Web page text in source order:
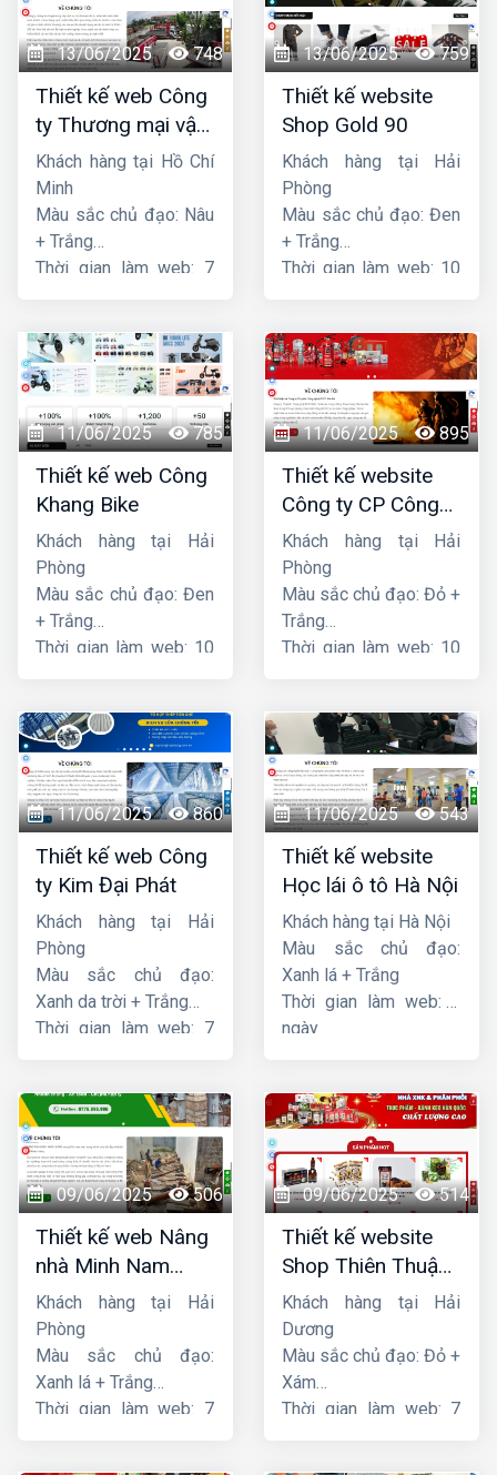
13/06/2025 748
Thiết kế web Công
ty Thương mại vận
tải Song Bằng
Khách hàng tại Hồ Chí
Minh
Màu sắc chủ đạo: Nâu
+ Trắng
Thời gian làm web: 7
13/06/2025 759
Thiết kế website
Shop Gold 90
Khách hàng tại Hải
Phòng
Màu sắc chủ đạo: Đen
+ Trắng
Thời gian làm web: 10
11/06/2025 785
Thiết kế web Công
Khang Bike
Khách hàng tại Hải
Phòng
Màu sắc chủ đạo: Đen
+ Trắng
Thời gian làm web: 10
11/06/2025 895
Thiết kế website
Công ty CP Công
nghệ PCCC Bắc Hà
Khách hàng tại Hải
Phòng
Màu sắc chủ đạo: Đỏ +
Trắng
Thời gian làm web: 10
11/06/2025 860
Thiết kế web Công
ty Kim Đại Phát
Khách hàng tại Hải
Phòng
Màu sắc chủ đạo:
Xanh da trời + Trắng
Thời gian làm web: 7
11/06/2025 543
Thiết kế website
Học lái ô tô Hà Nội
Khách hàng tại Hà Nội
Màu sắc chủ đạo:
Xanh lá + Trắng
Thời gian làm web: 7
ngày
09/06/2025 506
Thiết kế web Nâng
nhà Minh Nam
Hoàng
Khách hàng tại Hải
Phòng
Màu sắc chủ đạo:
Xanh lá + Trắng
Thời gian làm web: 7
09/06/2025 514
Thiết kế website
Shop Thiên Thuận
Phát
Khách hàng tại Hải
Dương
Màu sắc chủ đạo: Đỏ +
Xám
Thời gian làm web: 7